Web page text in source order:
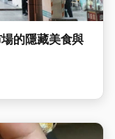
的隱藏美食與